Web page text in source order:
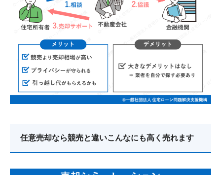
任意売却なら競売と違いこんなにも高く売れます